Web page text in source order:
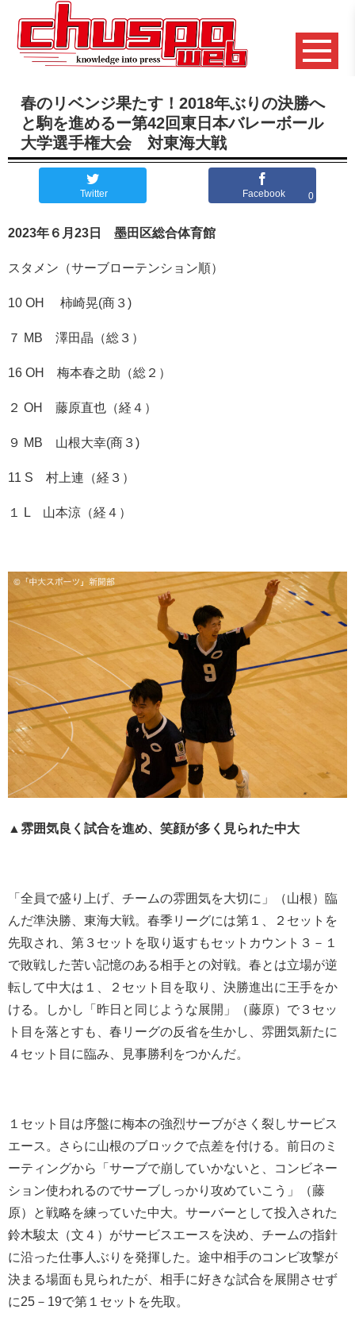
春のリベンジ果たす！2018年ぶりの決勝へ
と駒を進めるー第42回東日本バレーボール
大学選手権大会 対東海大戦
Twitter Facebook 0
2023年６月23日 墨田区総合体育館
スタメン（サーブローテンション順）
10 OH 柿崎晃(商３)
７ MB 澤田晶（総３）
16 OH 梅本春之助（総２）
２ OH 藤原直也（経４）
９ MB 山根大幸(商３)
11 S 村上連（経３）
１ L 山本涼（経４）
▲雰囲気良く試合を進め、笑顔が多く見られた中大
「全員で盛り上げ、チームの雰囲気を大切に」（山根）臨
んだ準決勝、東海大戦。春季リーグには第１、２セットを
先取され、第３セットを取り返すもセットカウント３－１
で敗戦した苦い記憶のある相手との対戦。春とは立場が逆
転して中大は１、２セット目を取り、決勝進出に王手をか
ける。しかし「昨日と同じような展開」（藤原）で３セッ
ト目を落とすも、春リーグの反省を生かし、雰囲気新たに
４セット目に臨み、見事勝利をつかんだ。
１セット目は序盤に梅本の強烈サーブがさく裂しサービス
エース。さらに山根のブロックで点差を付ける。前日のミ
ーティングから「サーブで崩していかないと、コンビネー
ション使われるのでサーブしっかり攻めていこう」（藤
原）と戦略を練っていた中大。サーバーとして投入された
鈴木駿太（文４）がサービスエースを決め、チームの指針
に沿った仕事人ぶりを発揮した。途中相手のコンビ攻撃が
決まる場面も見られたが、相手に好きな試合を展開させず
に25－19で第１セットを先取。